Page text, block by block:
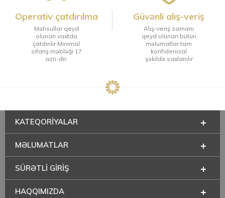
Operativ çatdırılma
Məhsullar qeyd
olunan vaxtda
çatdırılır Minimal
sifariş məbləği 17
azn-dir.
Güvənli alış-veriş
Alış-veriş zamanı
qeyd olunan bütün
məlumatlar tam
konfidenisal
şəkildə saxlanılır
KATEQORIYALAR
MƏLUMATLAR
SÜRƏTLİ GİRİŞ
HAQQIMIZDA